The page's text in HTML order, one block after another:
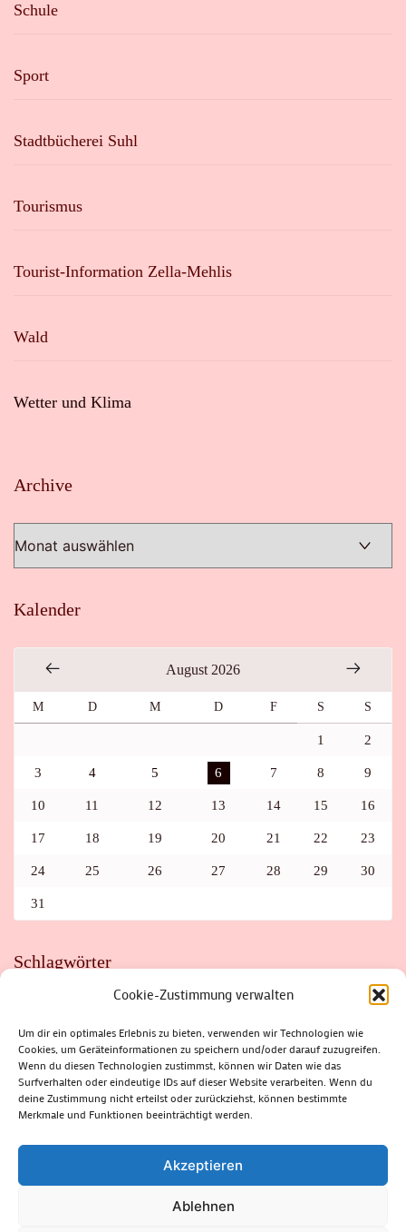
Cookie-Zustimmung verwalten
Um dir ein optimales Erlebnis zu bieten, verwenden wir Technologien wie
Cookies, um Geräteinformationen zu speichern und/oder darauf zuzugreifen.
Wenn du diesen Technologien zustimmst, können wir Daten wie das
Surfverhalten oder eindeutige IDs auf dieser Website verarbeiten. Wenn du
deine Zustimmung nicht erteilst oder zurückziehst, können bestimmte
Merkmale und Funktionen beeinträchtigt werden.
Akzeptieren
Ablehnen
Schule
Sport
Stadtbücherei Suhl
Tourismus
Tourist-Information Zella-Mehlis
Wald
Wetter und Klima
Archive
Kalender
August 2026
M D M D F S S
1 2
3 4 5 6 7 8 9
10 11 12 13 14 15 16
17 18 19 20 21 22 23
24 25 26 27 28 29 30
31
Schlagwörter
FAHRRAD
FLOHMARKT FOLK GEWINNSPIEL
HITZE
HITZEFALLE AUTO
IRISH DANCE JAZZ
KABARETT
KINDER
KIRMES KLASSIK
KLEINE SUHLER REIHE
KRIMI
KULTUR LESUNG LOTTO
MEININGEN
PARASITEN
PILZE SCHLEUSINGEN
SCHULWEG
SOMMERFERIEN
SPORT SRH
STADTFEST
STADTMARKETING
STRASSENSPERRUNG
SUHL
SUHLER FRÜHLING
SUHLER STADTMARKETING
THÜRINGER WALD
ZELLA-MEHLIS